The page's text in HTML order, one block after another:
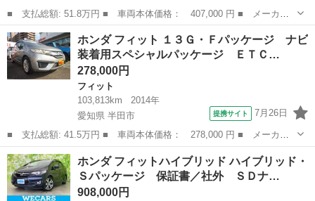
■ 支払総額: 51.8万円 ■ 車両本体価格： 407,000 円 ■ メーカー
名： ホンダ ■ 車種名： フィット ■ グレード名： １３Ｇ・１
０ｔｈアニバーサリー２ ディスプレイオーディオ／ヘッドランプ
ＨＩＤ／ＵＳ...
静岡 浜松市 フィット
ホンダ フィット １３Ｇ・Ｆパッケージ ナビ
装着用スペシャルパッケージ ＥＴＣ…
278,000円
フィット
103,813km
2014年
愛知県 半田市
提携サイト 7月26日
■ 支払総額: 41.5万円 ■ 車両本体価格： 278,000 円 ■ メーカー
名： ホンダ ■ 車種名： フィット ■ グレード名： １３Ｇ・Ｆ
パッケージ ナビ装着用スペシャルパッケージ ＥＴＣ スマートキ
ー ■ 排気...
愛知 半田市 フィット
ホンダ フィットハイブリッド ハイブリッド・
Ｓパッケージ 保証書／社外 ＳＤナ…
908,000円